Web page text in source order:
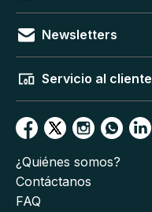
Newsletters
Servicio al cliente
¿Quiénes somos?
Contáctanos
FAQ